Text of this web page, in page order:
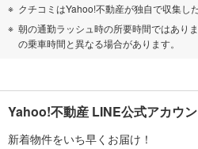
クチコミはYahoo!不動産が独自で収集し
朝の通勤ラッシュ時の所要時間ではあり
の乗車時間と異なる場合があります。
Yahoo!不動産 LINE公式アカウン
新着物件をいち早くお届け！